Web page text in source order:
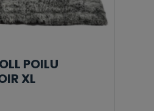
POILU
XL